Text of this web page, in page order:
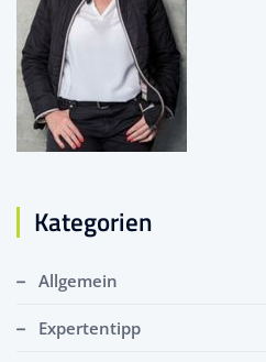
Kategorien
Allgemein
Expertentipp